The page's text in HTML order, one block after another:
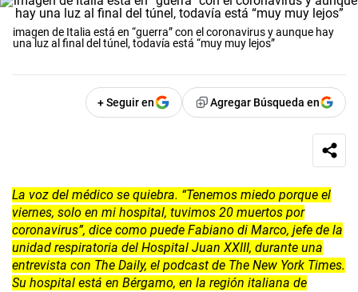
imagen de Italia está en “guerra” con el coronavirus y aunque hay
una luz al final del túnel, todavía está “muy muy lejos”
+ Seguir en Agregar Búsqueda en
La voz del médico se quiebra. “Tenemos miedo porque el
viernes, solo en mi hospital, tuvimos 20 muertos por
coronavirus”, dice como puede Fabiano di Marco, jefe de la
unidad respiratoria del Hospital Juan XXIII, durante una
entrevista con The Daily, el podcast de The New York Times.
Su hospital está en Bérgamo, en la región italiana de